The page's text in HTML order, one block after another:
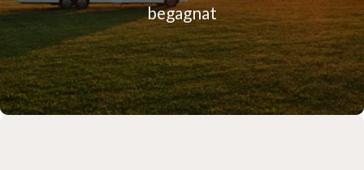
begagnat